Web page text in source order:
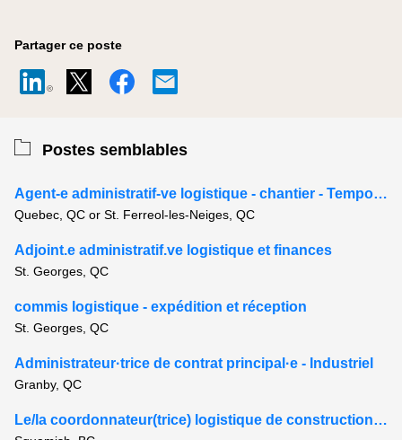
Partager ce poste
Postes semblables
Agent-e administratif-ve logistique - chantier - Temporaire 6-8 mois
Quebec, QC or St. Ferreol-les-Neiges, QC
Adjoint.e administratif.ve logistique et finances
St. Georges, QC
commis logistique - expédition et réception
St. Georges, QC
Administrateur·trice de contrat principal·e - Industriel
Granby, QC
Le/la coordonnateur(trice) logistique de construction (14/7)